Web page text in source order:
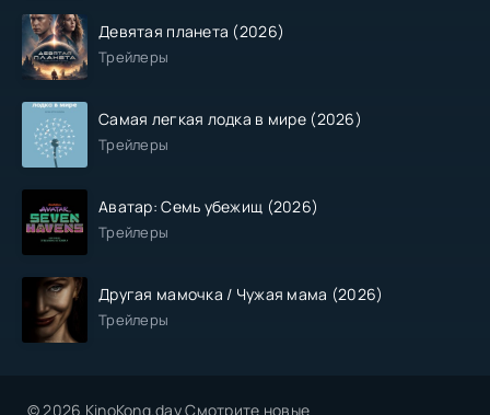
Девятая планета (2026)
Трейлеры
Самая легкая лодка в мире (2026)
Трейлеры
Аватар: Семь убежищ (2026)
Трейлеры
Другая мамочка / Чужая мама (2026)
Трейлеры
© 2026 KinoKong.day Смотрите новые